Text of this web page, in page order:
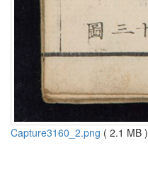
Capture3160_2.png ( 2.1 MB )